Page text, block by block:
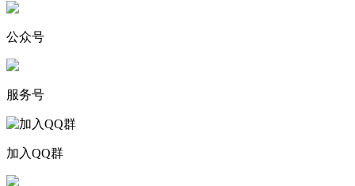
公众号
服务号
加入QQ群